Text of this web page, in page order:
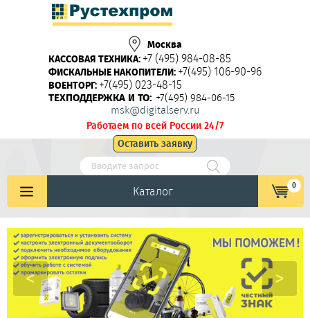
Москва
КАССОВАЯ ТЕХНИКА: +7 (495) 984-08-85
ФИСКАЛЬНЫЕ НАКОПИТЕЛИ: +7(495) 106-90-96
ВОЕНТОРГ: +7(495) 023-48-15
ТЕХПОДДЕРЖКА И ТО: +7(495) 984-06-15
msk@digitalserv.ru
Работаем по всей России 24/7
Оставить заявку
Каталог 0
< >